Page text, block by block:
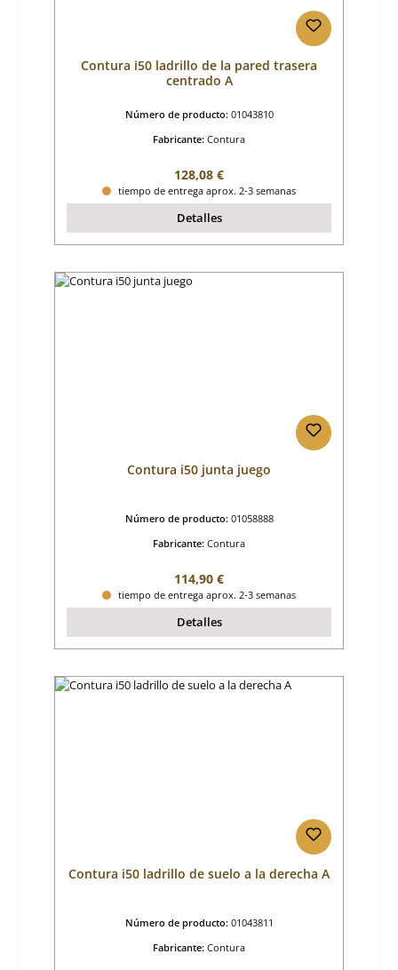
Contura i50 ladrillo de la pared trasera
centrado A
Número de producto: 01043810
Fabricante: Contura
Precio normal:
128,08 €
tiempo de entrega aprox. 2-3 semanas
Detalles
Contura i50 junta juego
Número de producto: 01058888
Fabricante: Contura
Precio normal:
114,90 €
tiempo de entrega aprox. 2-3 semanas
Detalles
Contura i50 ladrillo de suelo a la derecha A
Número de producto: 01043811
Fabricante: Contura